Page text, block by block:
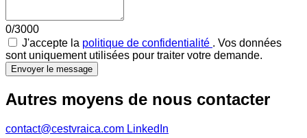
0/3000
J'accepte la politique de confidentialité . Vos données
sont uniquement utilisées pour traiter votre demande.
Envoyer le message
Autres moyens de nous contacter
contact@cestvraica.com LinkedIn